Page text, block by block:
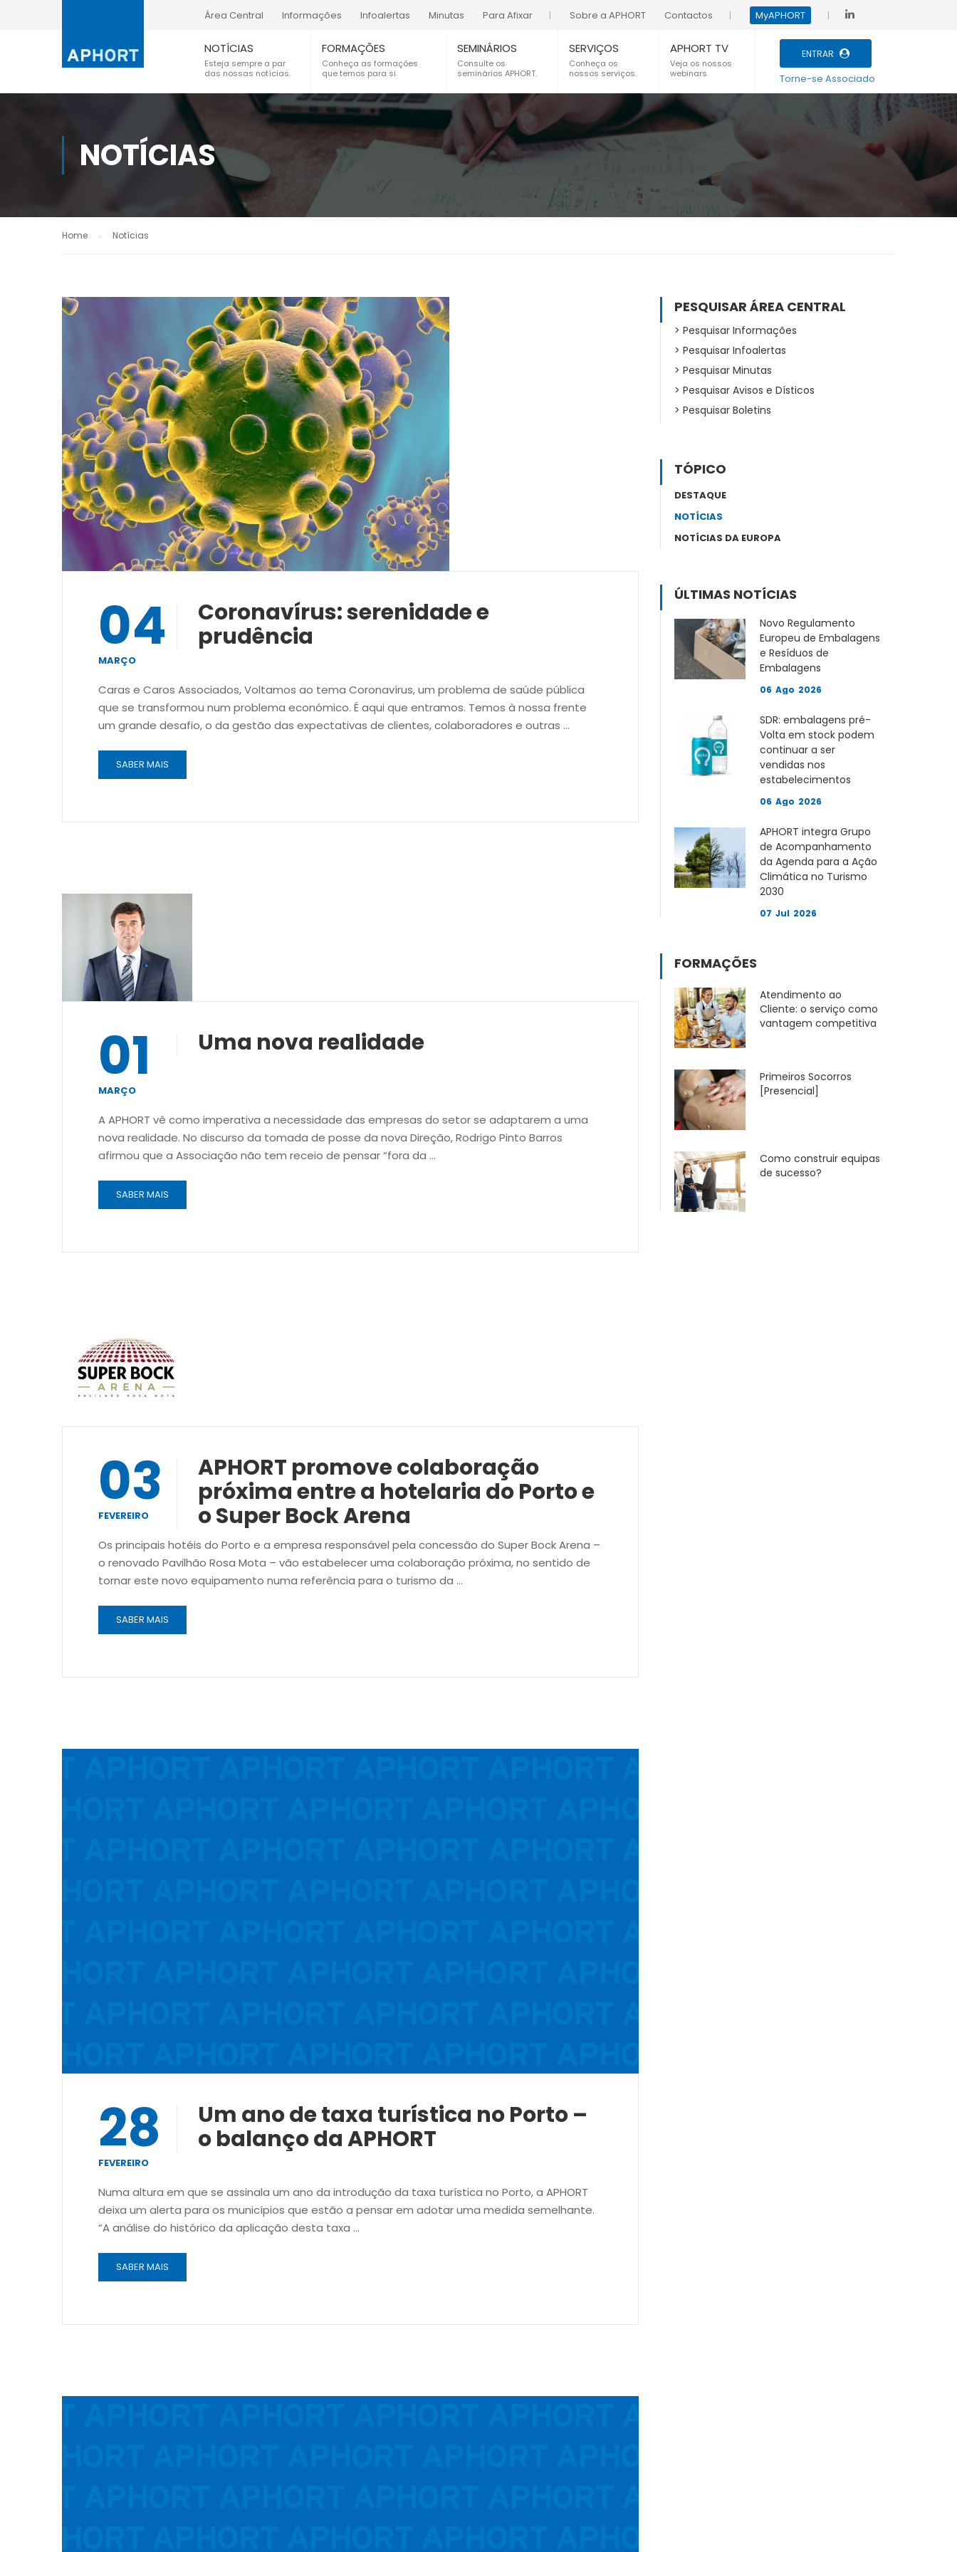
Área Central Informações Infoalertas Minutas Para Afixar Sobre a APHORT Contactos MyAPHORT
NOTÍCIAS
Esteja sempre a par
das nossas notícias.
FORMAÇÕES
Conheça as formações
que temos para si.
SEMINÁRIOS
Consulte os
seminários APHORT.
SERVIÇOS
Conheça os
nossos serviços.
APHORT TV
Veja os nossos
webinars.
ENTRAR
Torne-se Associado
NOTÍCIAS
Home Notícias
04
MARÇO
Coronavírus: serenidade e
prudência
Caras e Caros Associados, Voltamos ao tema Coronavírus, um problema de saúde pública
que se transformou num problema económico. É aqui que entramos. Temos à nossa frente
um grande desafio, o da gestão das expectativas de clientes, colaboradores e outras …
SABER MAIS
01
MARÇO
Uma nova realidade
A APHORT vê como imperativa a necessidade das empresas do setor se adaptarem a uma
nova realidade. No discurso da tomada de posse da nova Direção, Rodrigo Pinto Barros
afirmou que a Associação não tem receio de pensar “fora da …
SABER MAIS
03
FEVEREIRO
APHORT promove colaboração
próxima entre a hotelaria do Porto e
o Super Bock Arena
Os principais hotéis do Porto e a empresa responsável pela concessão do Super Bock Arena –
o renovado Pavilhão Rosa Mota – vão estabelecer uma colaboração próxima, no sentido de
tornar este novo equipamento numa referência para o turismo da …
SABER MAIS
28
FEVEREIRO
Um ano de taxa turística no Porto –
o balanço da APHORT
Numa altura em que se assinala um ano da introdução da taxa turística no Porto, a APHORT
deixa um alerta para os municípios que estão a pensar em adotar uma medida semelhante.
“A análise do histórico da aplicação desta taxa …
SABER MAIS
PESQUISAR ÁREA CENTRAL
Pesquisar Informações
Pesquisar Infoalertas
Pesquisar Minutas
Pesquisar Avisos e Dísticos
Pesquisar Boletins
TÓPICO
DESTAQUE
NOTÍCIAS
NOTÍCIAS DA EUROPA
ÚLTIMAS NOTÍCIAS
Novo Regulamento
Europeu de Embalagens
e Resíduos de
Embalagens
06 Ago 2026
SDR: embalagens pré-
Volta em stock podem
continuar a ser
vendidas nos
estabelecimentos
06 Ago 2026
APHORT integra Grupo
de Acompanhamento
da Agenda para a Ação
Climática no Turismo
2030
07 Jul 2026
FORMAÇÕES
Atendimento ao
Cliente: o serviço como
vantagem competitiva
Primeiros Socorros
[Presencial]
Como construir equipas
de sucesso?